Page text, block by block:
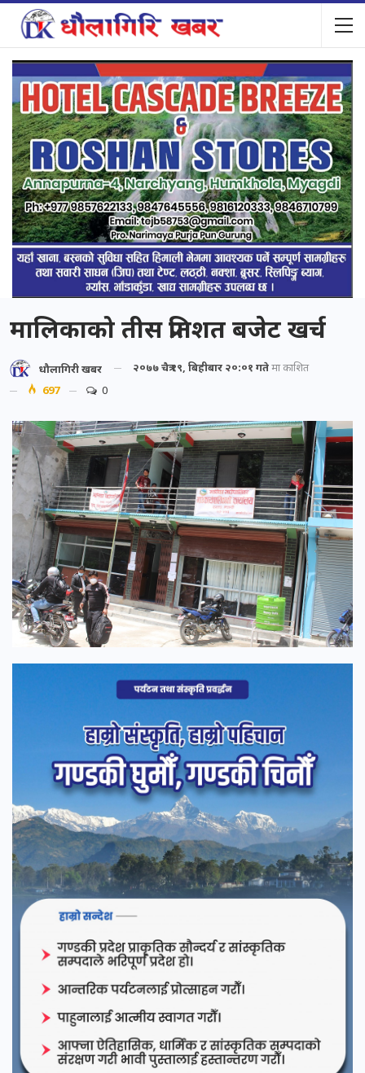
मालिकाको तीस प्रतिशत बजेट खर्च
धौलागिरी खबर २०७७ चैत्र १९, बिहीबार २०:०१ गतेमा प्रकाशित
697
0